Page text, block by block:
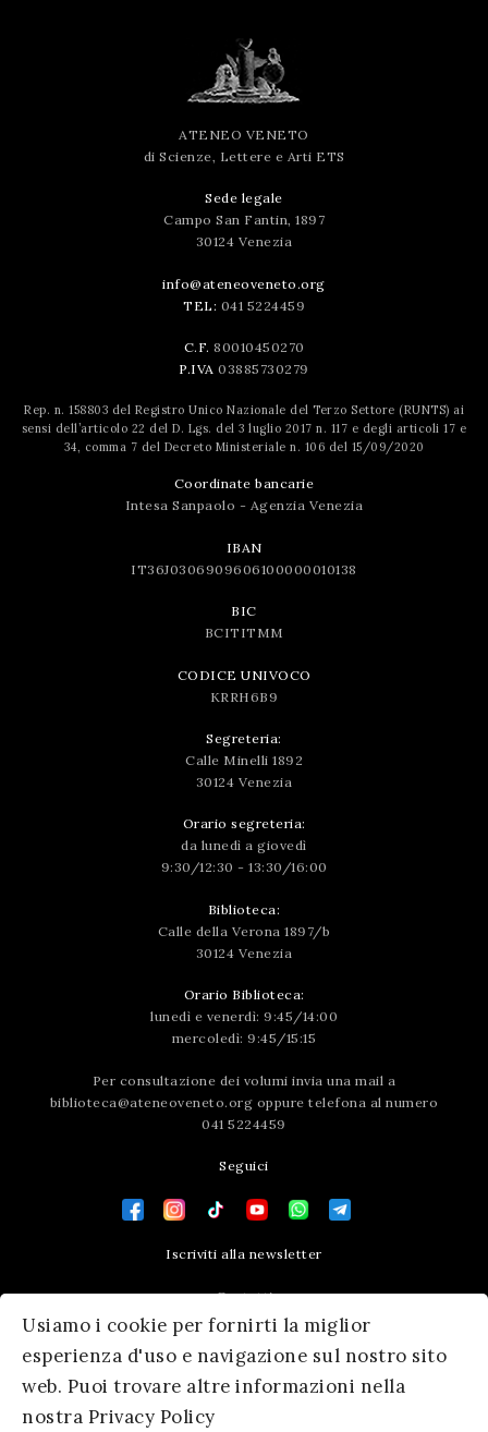
Usiamo i cookie per fornirti la miglior
esperienza d'uso e navigazione sul nostro sito
web. Puoi trovare altre informazioni nella
nostra Privacy Policy
ATENEO VENETO
di Scienze, Lettere e Arti ETS
Sede legale
Campo San Fantin, 1897
30124 Venezia
info@ateneoveneto.org
TEL: 041 5224459
C.F. 80010450270
P.IVA 03885730279
Rep. n. 158803 del Registro Unico Nazionale del Terzo Settore (RUNTS) ai
sensi dell’articolo 22 del D. Lgs. del 3 luglio 2017 n. 117 e degli articoli 17 e
34, comma 7 del Decreto Ministeriale n. 106 del 15/09/2020
Coordinate bancarie
Intesa Sanpaolo - Agenzia Venezia
IBAN
IT36J0306909606100000010138
BIC
BCITITMM
CODICE UNIVOCO
KRRH6B9
Segreteria:
Calle Minelli 1892
30124 Venezia
Orario segreteria:
da lunedì a giovedì
9:30/12:30 - 13:30/16:00
Biblioteca:
Calle della Verona 1897/b
30124 Venezia
Orario Biblioteca:
lunedì e venerdì: 9:45/14:00
mercoledì: 9:45/15:15
Per consultazione dei volumi invia una mail a
biblioteca@ateneoveneto.org oppure telefona al numero
041 5224459
Seguici
Iscriviti alla newsletter
Contatti